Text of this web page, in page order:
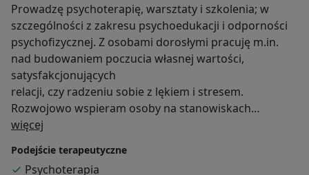
Prowadzę psychoterapię, warsztaty i szkolenia; w
szczególności z zakresu psychoedukacji i odporności
psychofizycznej. Z osobami dorosłymi pracuję m.in.
nad budowaniem poczucia własnej wartości,
satysfakcjonujących
relacji, czy radzeniu sobie z lękiem i stresem.
Rozwojowo wspieram osoby na stanowiskach
kierowniczych w tematach związanych z zarządzaniem
zespołem. Koncentruję się na rozwoju inteligencji
emocjonalnej, pracy na zasobach, zajmuję się pracą z
więcej
Podejście terapeutyczne
Psychoterapia